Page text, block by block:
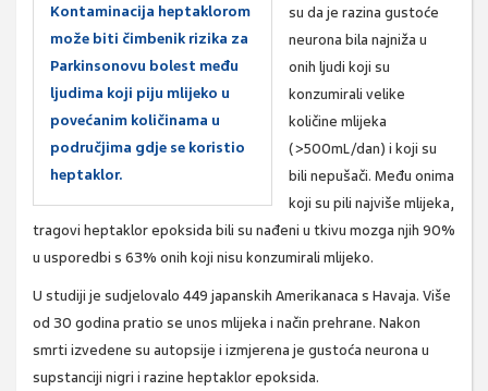
Kontaminacija heptaklorom
može biti čimbenik rizika za
Parkinsonovu bolest među
ljudima koji piju mlijeko u
povećanim količinama u
područjima gdje se koristio
heptaklor.
su da je razina gustoće
neurona bila najniža u
onih ljudi koji su
konzumirali velike
količine mlijeka
(>500mL/dan) i koji su
bili nepušači. Među onima
koji su pili najviše mlijeka,
tragovi heptaklor epoksida bili su nađeni u tkivu mozga njih 90%
u usporedbi s 63% onih koji nisu konzumirali mlijeko.
U studiji je sudjelovalo 449 japanskih Amerikanaca s Havaja. Više
od 30 godina pratio se unos mlijeka i način prehrane. Nakon
smrti izvedene su autopsije i izmjerena je gustoća neurona u
supstanciji nigri i razine heptaklor epoksida.